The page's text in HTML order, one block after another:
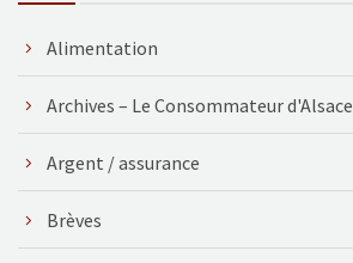
Alimentation
Archives – Le Consommateur d'Alsace
Argent / assurance
Brèves